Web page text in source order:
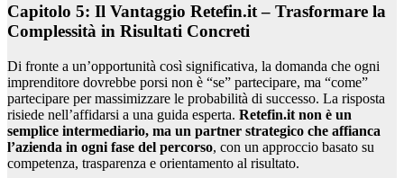
Capitolo 5: Il Vantaggio Retefin.it – Trasformare la
Complessità in Risultati Concreti
Di fronte a un’opportunità così significativa, la domanda che ogni
imprenditore dovrebbe porsi non è “se” partecipare, ma “come”
partecipare per massimizzare le probabilità di successo. La risposta
risiede nell’affidarsi a una guida esperta. Retefin.it non è un
semplice intermediario, ma un partner strategico che affianca
l’azienda in ogni fase del percorso, con un approccio basato su
competenza, trasparenza e orientamento al risultato.